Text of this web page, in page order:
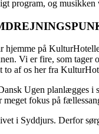
program, og
på
Vi er fire, som
af os her fra
Ugen
fokus på
i Syddjurs. Derfor